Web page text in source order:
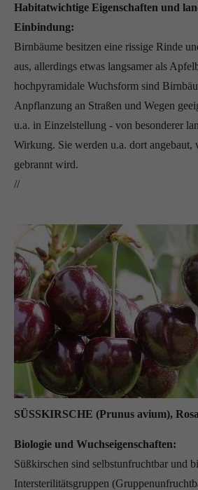
Habitatwichtige Eigenschaften und
Einbindung:
Birnbäume besitzen eine rissige Rinde
aus, allerdings etwas langsamer als
hochpyramidale Wuchsform sind
Anpflanzung an Straßen und Wegen
u.a. in Einzelstellung - von besonderer
Wirkung. Sie werden u.a. dort angebaut,
gebrannt wird.
//
SÜSSKIRSCHE (Prunus avium),
Biologie und Wuchseigenschaften:
Süßkirschen sind selbstunfruchtbar und
Intersterilitätsgruppen